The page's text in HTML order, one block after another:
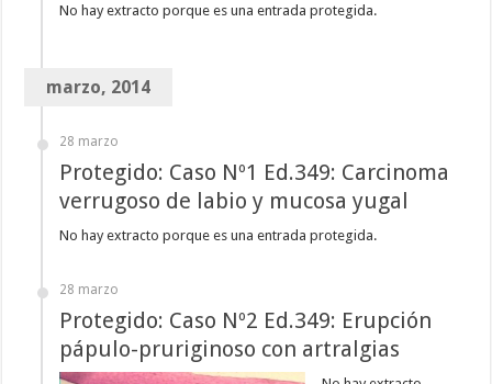
No hay extracto porque es una entrada protegida.
marzo, 2014
28 marzo
Protegido: Caso Nº1 Ed.349: Carcinoma
verrugoso de labio y mucosa yugal
No hay extracto porque es una entrada protegida.
28 marzo
Protegido: Caso Nº2 Ed.349: Erupción
pápulo-pruriginoso con artralgias